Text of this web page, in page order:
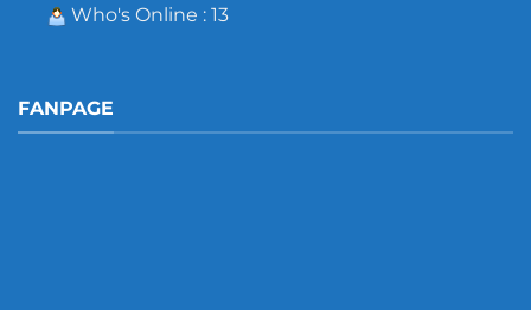
Who's Online : 13
FANPAGE